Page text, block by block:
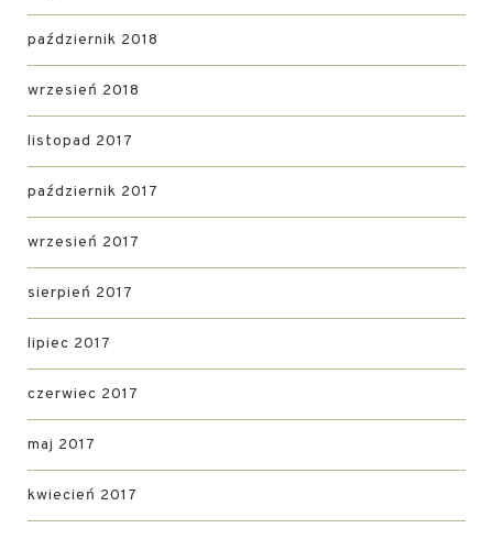
październik 2018
wrzesień 2018
listopad 2017
październik 2017
wrzesień 2017
sierpień 2017
lipiec 2017
czerwiec 2017
maj 2017
kwiecień 2017